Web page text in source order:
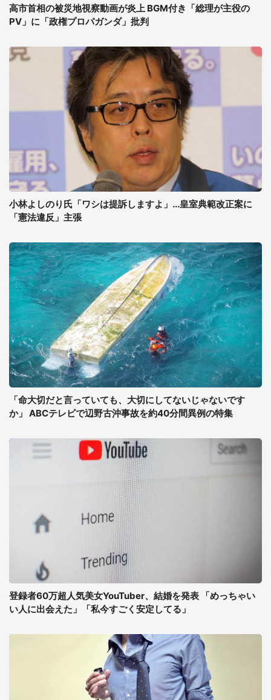
高市首相の被災地視察動画が炎上 BGM付き「総理が主役の
PV」に「政権プロパガンダ」批判
小林よしのり氏「ワシは提訴しますよ」...皇室典範改正案に
「憲法違反」主張
「命大切だと言っていても、大切にしてないじゃないです
か」 ABCテレビで辺野古沖事故を約40分間異例の特集
登録者60万超人気美女YouTuber、結婚を発表 「めっちゃい
い人に出会えた」「私今すごく安定してる」